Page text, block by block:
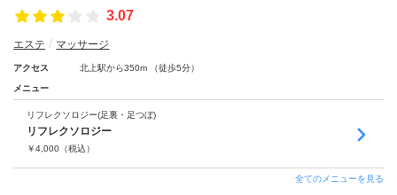
3.07
エステ マッサージ
アクセス 北上駅から350m （徒歩5分）
メニュー
リフレクソロジー(足裏・足つぼ)
リフレクソロジー
￥4,000 （税込）
全てのメニューを見る